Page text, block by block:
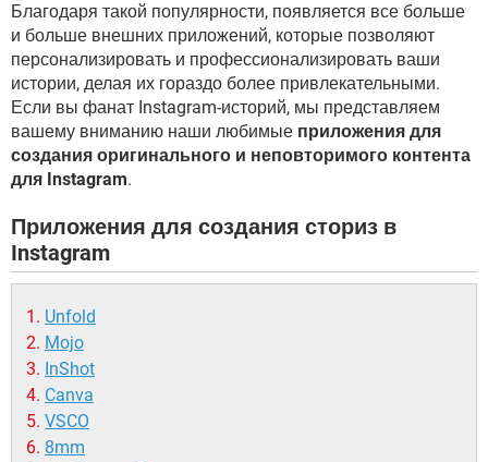
Благодаря такой популярности, появляется все больше
и больше внешних приложений, которые позволяют
персонализировать и профессионализировать ваши
истории, делая их гораздо более привлекательными.
Если вы фанат Instagram-историй, мы представляем
вашему вниманию наши любимые приложения для
создания оригинального и неповторимого контента
для Instagram.
Приложения для создания сториз в
Instagram
Unfold
Mojo
InShot
Canva
VSCO
8mm